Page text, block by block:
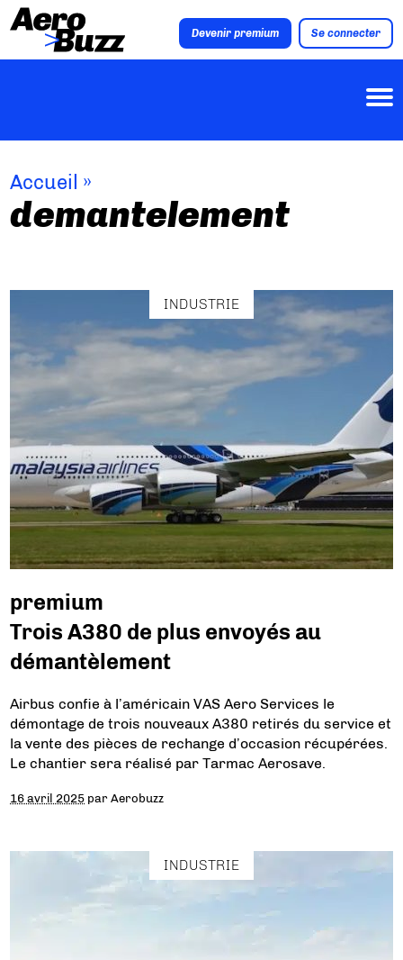
Devenir premium Se connecter
Accueil »
demantelement
INDUSTRIE
premium
Trois A380 de plus envoyés au
démantèlement
Airbus confie à l’américain VAS Aero Services le
démontage de trois nouveaux A380 retirés du service et
la vente des pièces de rechange d’occasion récupérées.
Le chantier sera réalisé par Tarmac Aerosave.
16 avril 2025 parAerobuzz
INDUSTRIE